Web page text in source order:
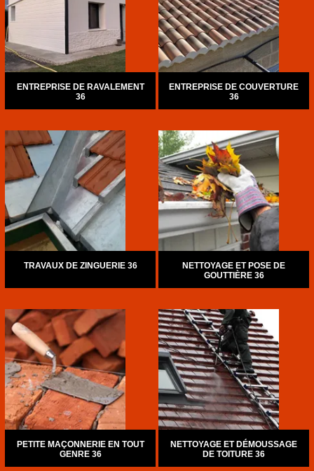
ENTREPRISE DE RAVALEMENT
36
ENTREPRISE DE COUVERTURE
36
TRAVAUX DE ZINGUERIE 36
NETTOYAGE ET POSE DE
GOUTTIÈRE 36
PETITE MAÇONNERIE EN TOUT
GENRE 36
NETTOYAGE ET DÉMOUSSAGE
DE TOITURE 36